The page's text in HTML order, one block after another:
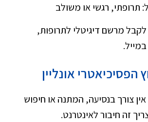
תרופתי, רגשי או משולב
לקבל מרשם דיגיטלי לתרופות,
הפסיכיאטרי אונליין
צורך בנסיעה, המתנה או חיפוש
זה חיבור לאינטרנט.